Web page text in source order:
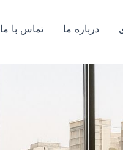
درباره ما تماس با ما